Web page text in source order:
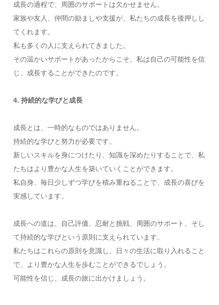
成長の過程で、周囲のサポートは欠かせません。
家族や友人、仲間の励ましや支援が、私たちの成長を後押しし
てくれます。
私も多くの人に支えられてきました。
その温かいサポートがあったからこそ、私は自己の可能性を信
じ、成長することができたのです。
4. 持続的な学びと成長
成長とは、一時的なものではありません。
持続的な学びと努力が必要です。
新しいスキルを身につけたり、知識を深めたりすることで、私
たちはより豊かな人生を築いていくことができます。
私自身、毎日少しずつ学びを積み重ねることで、成長の喜びを
実感しています。
成長への道は、自己評価、忍耐と挑戦、周囲のサポート、そし
て持続的な学びという原則に支えられています。
私たちはこれらの原則を意識し、日々の生活に取り入れること
で、より豊かな人生を歩むことができるでしょう。
可能性を信じ、成長の旅に出かけましょう。